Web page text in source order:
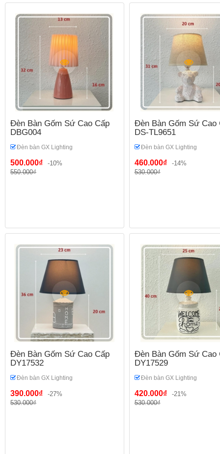
Đèn Bàn Gốm Sứ Cao Cấp
DBG004
Đèn bàn GX Lighting
500.000₫
-10%
550.000₫
Đèn Bàn Gốm Sứ Cao
DS-TL9651
Đèn bàn GX Lighting
460.000₫
-14%
530.000₫
Đèn Bàn Gốm Sứ Cao Cấp
DY17532
Đèn bàn GX Lighting
390.000₫
-27%
530.000₫
Đèn Bàn Gốm Sứ Cao
DY17529
Đèn bàn GX Lighting
420.000₫
-21%
530.000₫